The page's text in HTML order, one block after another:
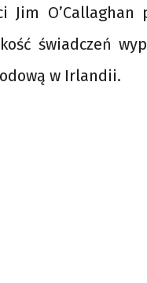
Jim O’Callaghan
świadczeń
w Irlandii.